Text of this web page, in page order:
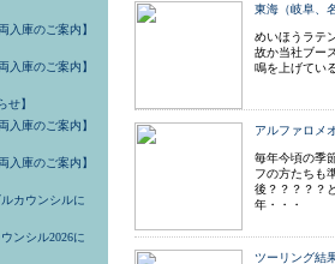
入庫のご案内】
入庫のご案内】
せ】
入庫のご案内】
入庫のご案内】
カウンシルに
ンシル2026に
東海（岐阜、
めいほうラテ
故か当社ブー
鳴を上げてい
アルファロメ
毎年今頃の季
フの方たちも
後？？？？？
年・・・
ツーリング結